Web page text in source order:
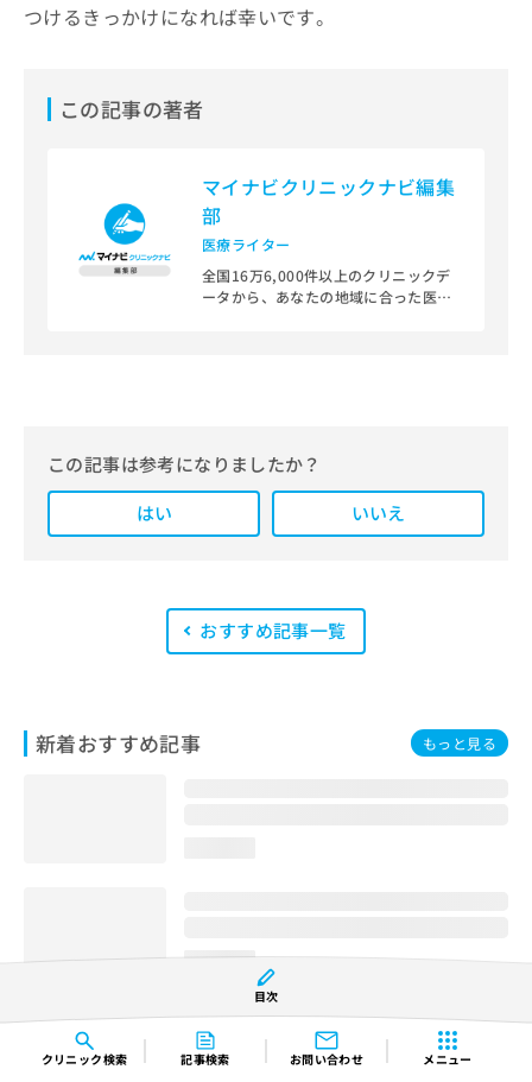
クリニック検索 記事検索 お問い合わせ メニュー
つけるきっかけになれば幸いです。
この記事の著者
マイナビクリニックナビ編集
部
医療ライター
全国16万6,000件以上のクリニックデ
ータから、あなたの地域に合った医療
また、医療広告ガイドラインに準拠し
た編集体制を整えており、編集部内に
は、一般社団法人薬機法医療法規格協
います。
この記事は参考になりましたか？
はい
いいえ
おすすめ記事一覧
目次
新着おすすめ記事 もっと見る
loading...